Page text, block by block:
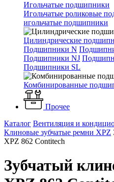
Игольчатые подшипники
Игольчатые роликовые
игольчатые подшипники
Цилиндрические
Подшипники N
Подшипники NJ
Подшипники SL
Комбинированные
Прочее
Каталог Вентиляция и
Клиновые зубчатые ремни XPZ
XPZ 862 Contitech
Зубчатый